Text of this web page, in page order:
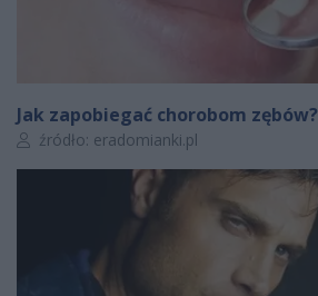
Jak zapobiegać chorobom zębów?
Autor artykułu:
źródło: eradomianki.pl